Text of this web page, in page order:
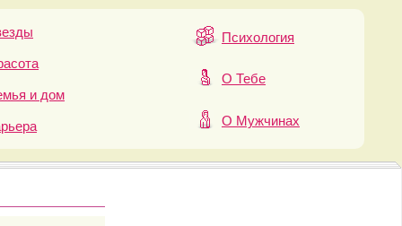
и дом
Психология
О Тебе
О Мужчинах